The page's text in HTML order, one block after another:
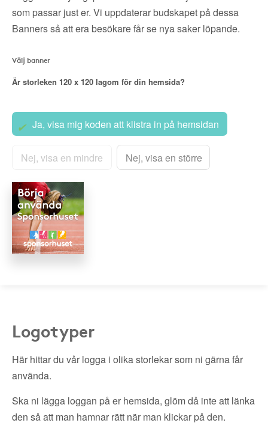
som passar just er. Vi uppdaterar budskapet på dessa
Banners så att era besökare får se nya saker löpande.
Välj banner
Är storleken 120 x 120 lagom för din hemsida?
Ja, visa mig koden att klistra in på hemsidan
Nej, visa en mindre Nej, visa en större
Logotyper
Här hittar du vår logga i olika storlekar som ni gärna får
använda.
Ska ni lägga loggan på er hemsida, glöm då inte att länka
den så att man hamnar rätt när man klickar på den.